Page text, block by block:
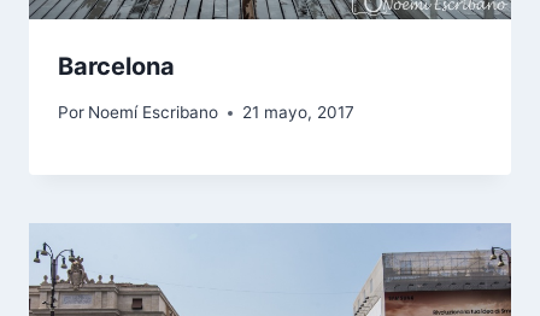
Barcelona
Por Noemí Escribano 21 mayo, 2017